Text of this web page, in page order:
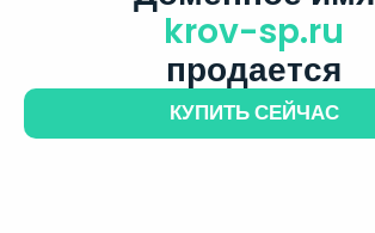
krov-sp.ru
продается
КУПИТЬ СЕЙЧАС